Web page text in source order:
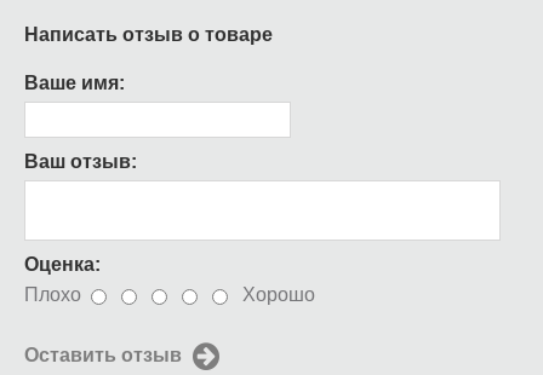
Написать отзыв о товаре
Ваше имя:
Ваш отзыв:
Оценка:
Плохо
Хорошо
Оставить отзыв